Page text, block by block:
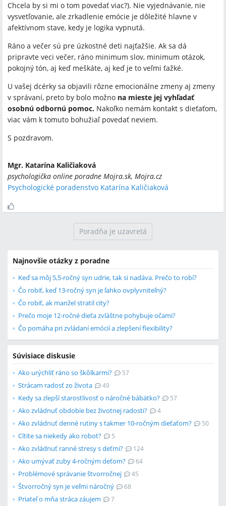
Chcela by si mi o tom povedať viac?). Nie vyjednávanie, nie
vysvetľovanie, ale zrkadlenie emócie je dôležité hlavne v
afektívnom stave, kedy je logika vypnutá.
Ráno a večer sú pre úzkostné deti najťažšie. Ak sa dá
pripravte veci večer, ráno minimum slov, minimum otázok,
pokojný tón, aj keď meškáte, aj keď je to veľmi ťažké.
U vašej dcérky sa objavili rôzne emocionálne zmeny aj zmeny
v správaní, preto by bolo možno na mieste jej vyhľadať
osobnú odbornú pomoc. Nakoľko nemám kontakt s dieťaťom,
viac vám k tomuto bohužiaľ povedať neviem.
S pozdravom.
Mgr. Katarína Kaličiaková
psychologička online poradne Mojra.sk, Mojra.cz
Psychologické poradenstvo Katarína Kaličiaková
Poradňa je uzavretá
Najnovšie otázky z poradne
Keď sa môj 5,5-ročný syn udrie, tak si nadáva. Prečo to robí?
Čo robiť, keď 13-ročný syn je ľahko ovplyvniteľný?
Čo robiť, ak manžel stratil city?
Prečo moje 12-ročné dieťa zvláštne pohybuje očami?
Čo pomáha pri zvládaní emócií a zlepšení flexibility?
Súvisiace diskusie
Ako urýchliť ráno so škôlkarmi? 57
Strácam radosť zo života 49
Kedy sa zlepší starostlivosť o náročné bábätko? 57
Ako zvládnuť obdobie bez životnej radosti? 4
Ako zvládnuť denné rutiny s takmer 10-ročným dieťaťom? 50
Cítite sa niekedy ako robot? 5
Ako zvládnuť ranné stresy s deťmi? 124
Ako umývať zuby 4-ročným deťom? 64
Problémové správanie štvorročnej 45
Štvorročný syn je veľmi náročný 68
Priateľ o mňa stráca záujem 7